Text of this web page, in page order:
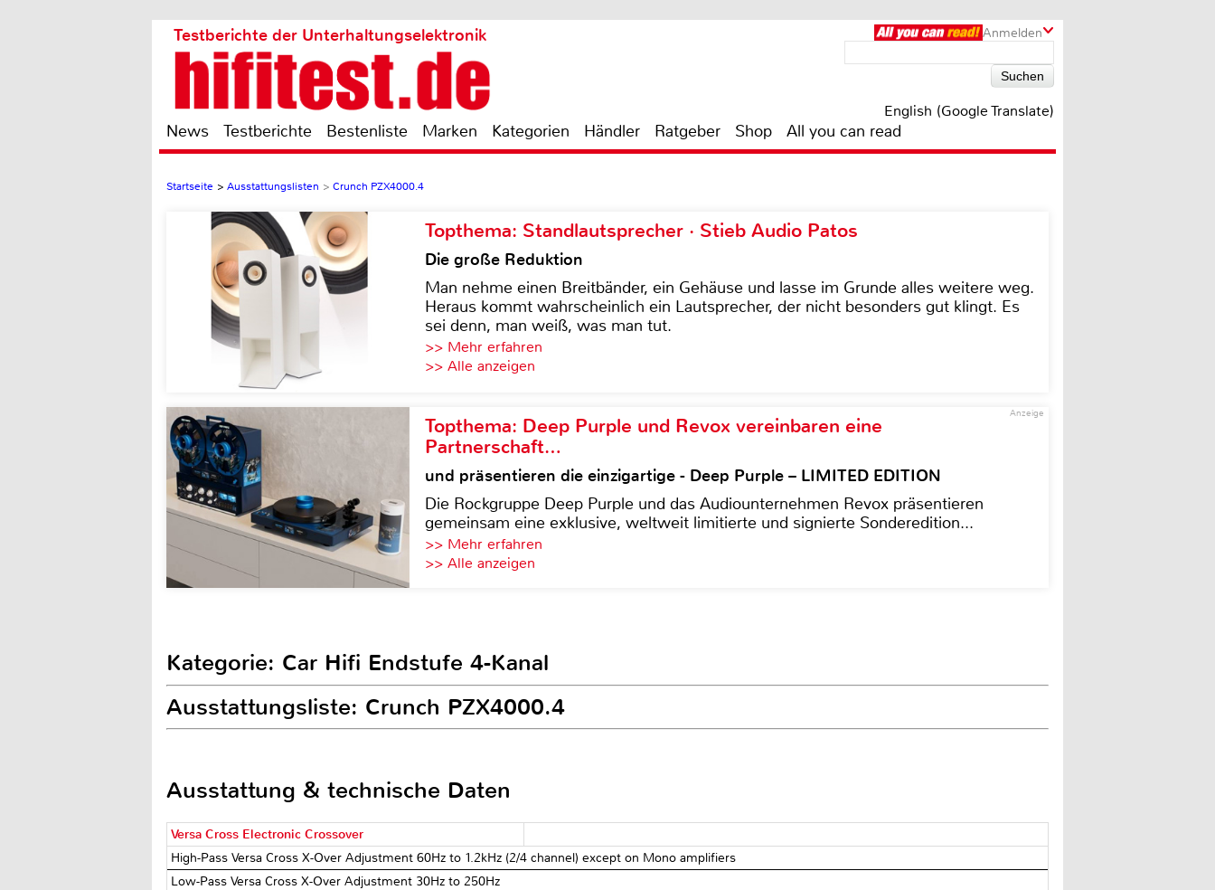
Anmelden
Testberichte der Unterhaltungselektronik
English (Google Translate)
News Testberichte Bestenliste Marken Kategorien Händler Ratgeber Shop All you can read
Startseite > Ausstattungslisten > Crunch PZX4000.4
Topthema: Standlautsprecher · Stieb Audio Patos
Die große Reduktion
Man nehme einen Breitbänder, ein Gehäuse und lasse im Grunde alles weitere weg.
Heraus kommt wahrscheinlich ein Lautsprecher, der nicht besonders gut klingt. Es
sei denn, man weiß, was man tut.
>> Mehr erfahren
>> Alle anzeigen
Anzeige
Topthema: Deep Purple und Revox vereinbaren eine
Partnerschaft…
und präsentieren die einzigartige - Deep Purple – LIMITED EDITION
Die Rockgruppe Deep Purple und das Audiounternehmen Revox präsentieren
gemeinsam eine exklusive, weltweit limitierte und signierte Sonderedition...
>> Mehr erfahren
>> Alle anzeigen
Kategorie: Car Hifi Endstufe 4-Kanal
Ausstattungsliste: Crunch PZX4000.4
Ausstattung & technische Daten
Versa Cross Electronic Crossover
High-Pass Versa Cross X-Over Adjustment 60Hz to 1.2kHz (2/4 channel) except on Mono amplifiers
Low-Pass Versa Cross X-Over Adjustment 30Hz to 250Hz